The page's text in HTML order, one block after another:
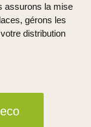
assurons la mise
gérons les
distribution